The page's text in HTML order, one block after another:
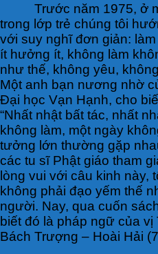
Trước năm 1975, ở
trong lớp trẻ chúng tôi
với suy nghĩ đơn giản:
ít hưởng ít, không làm
như thế, không yêu,
Một anh bạn nương nhờ
Đại học Vạn Hạnh, cho
“Nhất nhật bất tác, nhất
không làm, một ngày
tưởng lớn thường gặp
các tu sĩ Phật giáo tham
lòng vui với câu kinh này,
không phải đạo yếm thế
người. Nay, qua cuốn
biết đó là pháp ngữ của
Bách Trượng – Hoài Hải